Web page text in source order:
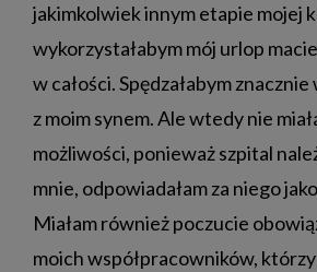
jakimkolwiek innym etapie mojej
wykorzystałabym mój urlop
w całości. Spędzałabym
z moim synem. Ale wtedy nie
możliwości, ponieważ szpital
mnie, odpowiadałam za niego
Miałam również poczucie
moich współpracowników,